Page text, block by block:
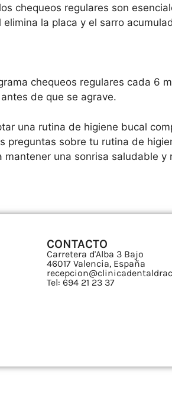
chequeos regulares son
la placa y el sarro
chequeos regulares cada 6
de que se agrave.
una rutina de higiene bucal
sobre tu rutina de
una sonrisa saludable y
CONTACTO
Carretera d'Alba 3 Bajo
46017 Valencia, España
Tel: 694 21 23 37